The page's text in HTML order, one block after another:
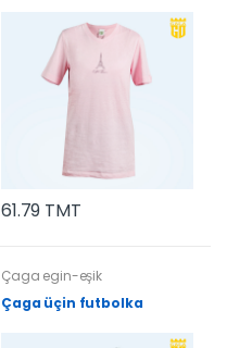
61.79 TMT
Çaga egin-eşik
Çaga üçin futbolka